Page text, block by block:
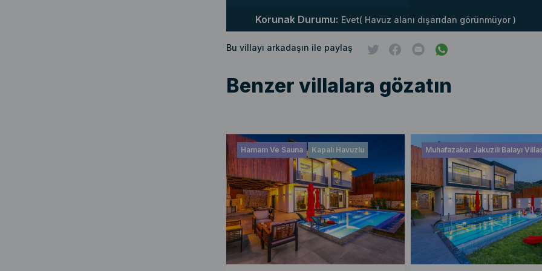
Korunak Durumu: Evet( Havuz alanı dışarıdan görünmüyor )
Bu villayı arkadaşın ile paylaş
Benzer villalara gözatın
Hamam Ve Sauna Kapalı Havuzlu Muhafazakar Jakuzili Balayı